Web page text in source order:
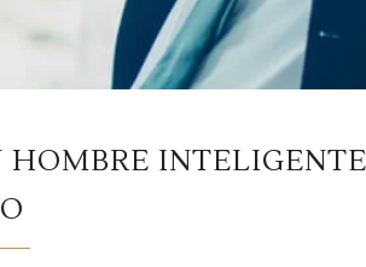
HOMBRE INTELIGENTE